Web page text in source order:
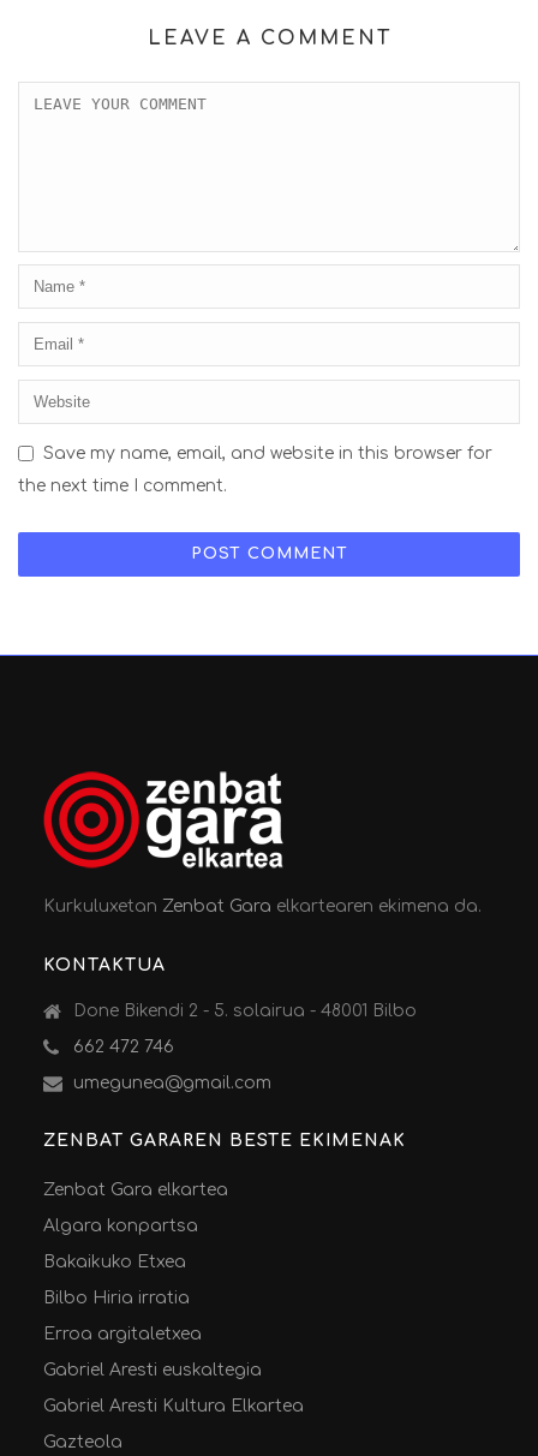
LEAVE A COMMENT
Save my name, email, and website in this browser for
the next time I comment.
KurkuluxetanZenbat Gara elkartearen ekimena da.
KONTAKTUA
Done Bikendi 2 - 5. solairua - 48001 Bilbo
662 472 746
umegunea@gmail.com
ZENBAT GARAREN BESTE EKIMENAK
Zenbat Gara elkartea
Algara konpartsa
Bakaikuko Etxea
Bilbo Hiria irratia
Erroa argitaletxea
Gabriel Aresti euskaltegia
Gabriel Aresti Kultura Elkartea
Gazteola